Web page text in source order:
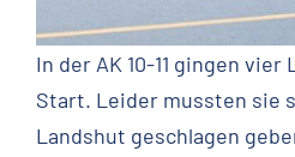
In der AK 10-11 gingen vier
Start. Leider mussten sie
Landshut geschlagen